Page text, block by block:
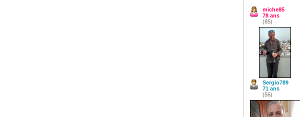
miche85
78 ans
(85)
Sergio789
71 ans
(56)